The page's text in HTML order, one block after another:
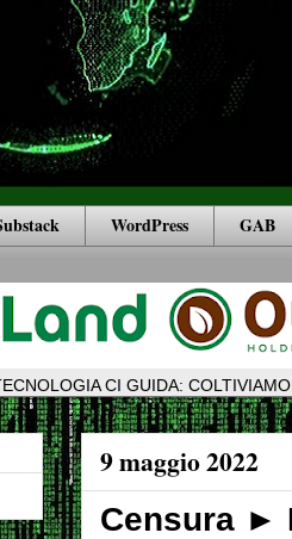
WordPress GAB
CI GUIDA:
9 maggio 2022
Censura ►